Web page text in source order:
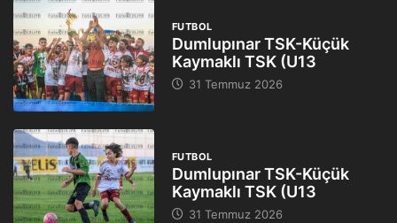
FUTBOL
Dumlupınar TSK-Küçük
Kaymaklı TSK (U13
31 Temmuz 2026
FUTBOL
Dumlupınar TSK-Küçük
Kaymaklı TSK (U13
31 Temmuz 2026